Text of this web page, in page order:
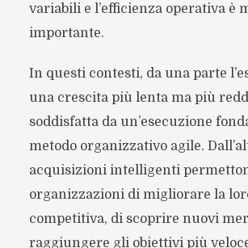
variabili e l’efficienza operativa è
importante.
In questi contesti, da una parte
una crescita più lenta ma più
soddisfatta da un’esecuzione
metodo organizzativo agile.
acquisizioni intelligenti
organizzazioni di migliorare la
competitiva, di scoprire nuovi
raggiungere gli obiettivi più